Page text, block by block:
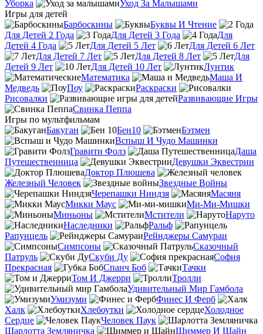
Уборка
Уход За Малышами
Игры для детей
Барбоскины
Буквы И Чтение
Для Детей 2 Года
Для Детей 3 Года
Для
Детей 4 Года
Для Детей 5 Лет
Для Детей 6 Лет
Для Детей 7 Лет
Для Детей 8 Лет
Для
Детей 9 Лет
Для Детей 10 Лет
Лунтик
Математика
Маша И
Медведь
Поу
Раскраски
Рисовалки
Развивающие Игры
Свинка Пеппа
Игры по мультфильмам
Бакуган
Бен10
Бэтмен
Вспыш И Чудо Машинки
Гравити Фолз
Даша
Путешественница
Девушки Эквестрии
Доктор Плюшева
Железный Человек
Звездные Войны
Черепашки Ниндзя
Масяня
Микки Маус
Ми-Ми-Мишки
Миньоны
Мстители
Наруто
Наследники
Ральф
Рапунцель
Рейнджеры Самураи
Симпсоны
Сказочный
Патруль
Скуби Ду
София
Прекрасная
Спанч Боб
Тачки
Том И Джерри
Тролли
Удивительный Мир Гамбола
Умизуми
Финес И Ферб
Халк
Хлебоутки
Холодное
Сердце
Человек Паук
Шарлотта Земляничка
Шиммер И Шайн